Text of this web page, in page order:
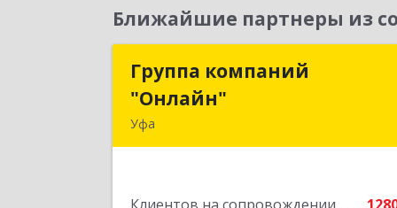
Ближайшие партнеры из
Группа компаний
"Онлайн"
Уфа
Группа компаний